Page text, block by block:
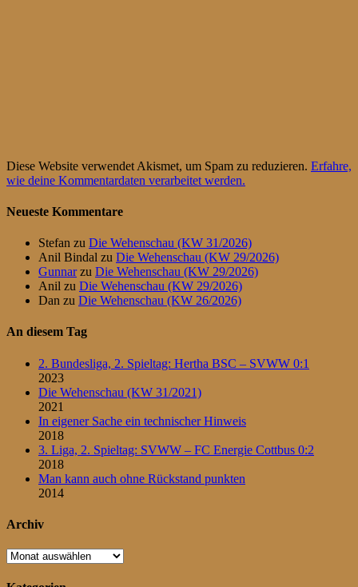
Diese Website verwendet Akismet, um Spam zu reduzieren. Erfahre,
wie deine Kommentardaten verarbeitet werden.
Neueste Kommentare
Stefan zu Die Wehenschau (KW 31/2026)
Anil Bindal zu Die Wehenschau (KW 29/2026)
Gunnarzu Die Wehenschau (KW 29/2026)
Anil zu Die Wehenschau (KW 29/2026)
Dan zu Die Wehenschau (KW 26/2026)
An diesem Tag
2. Bundesliga, 2. Spieltag: Hertha BSC – SVWW 0:1
2023
Die Wehenschau (KW 31/2021)
2021
In eigener Sache ein technischer Hinweis
2018
3. Liga, 2. Spieltag: SVWW – FC Energie Cottbus 0:2
2018
Man kann auch ohne Rückstand punkten
2014
Archiv
Archiv